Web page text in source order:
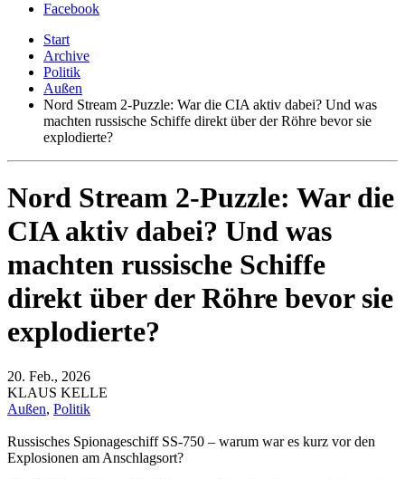
Facebook
Start
Archive
Politik
Außen
Nord Stream 2-Puzzle: War die CIA aktiv dabei? Und was
machten russische Schiffe direkt über der Röhre bevor sie
explodierte?
Nord Stream 2-Puzzle: War die
CIA aktiv dabei? Und was
machten russische Schiffe
direkt über der Röhre bevor sie
explodierte?
20. Feb., 2026
KLAUS KELLE
Außen, Politik
Russisches Spionageschiff SS-750 – warum war es kurz vor den
Explosionen am Anschlagsort?